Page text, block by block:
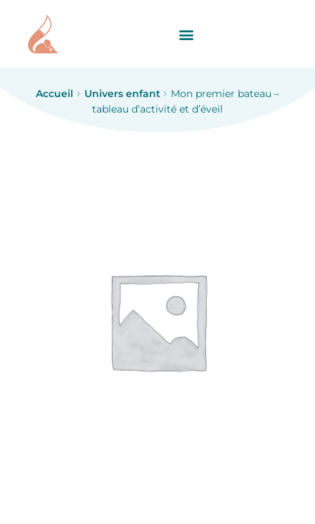
Accueil Univers enfant
Mon premier bateau –
tableau d’activité et d’éveil